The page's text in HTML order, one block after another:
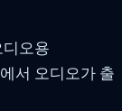
디오용
서 오디오가 출